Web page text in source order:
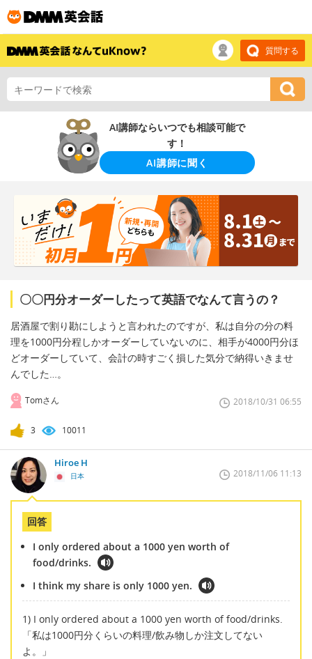
質問する
AI講師ならいつでも相談可能で
す！
AI講師に聞く
〇〇円分オーダーしたって英語でなんて言うの？
居酒屋で割り勘にしようと言われたのですが、私は自分の分の料
理を1000円分程しかオーダーしていないのに、相手が4000円分ほ
どオーダーしていて、会計の時すごく損した気分で納得いきませ
んでした…。
Tomさん 2018/10/31 06:55
3 10011
Hiroe H
日本 2018/11/06 11:13
回答
I only ordered about a 1000 yen worth of
food/drinks.
I think my share is only 1000 yen.
1) I only ordered about a 1000 yen worth of food/drinks.
「私は1000円分くらいの料理/飲み物しか注文してない
よ。」